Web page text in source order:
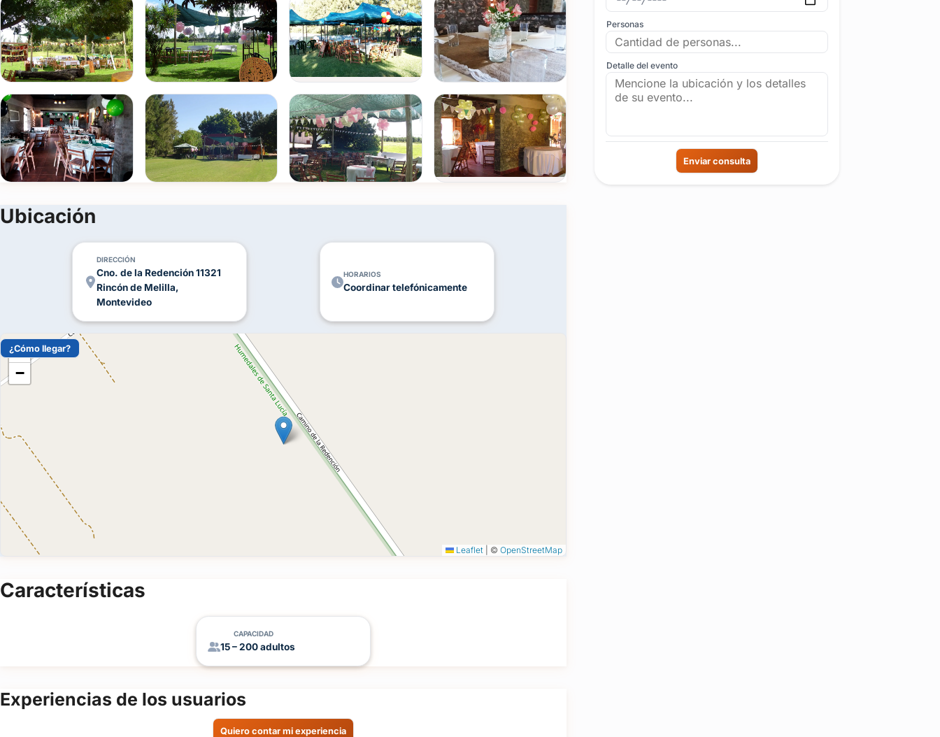
Estacionamiento dentro del prediopara comodidad y seguridad.
Horarios extendidos que permiten disfrutar sin apuros de cada momento.
Si estás buscando unachacra para tu casamiento en Montevideocon buen espacio, naturaleza y libertad para
organizar a tu manera,Quinta Los Milagroses una excelente alternativa, con precios accesibles y atención
personalizada.
Consultanos para coordinar una visita o conocer disponibilidad.Completá el formulario o escribinos por
WhatsApp y empezá a planear tu casamiento en un entorno que combina tranquilidad, amplitud y estilo propio.
Ubicación
DIRECCIÓN
Cno. de la Redención 11321
Rincón de Melilla,
Montevideo
HORARIOS
Coordinar telefónicamente
+
−
Leaflet © OpenStreetMap
¿Cómo llegar?
Características
CAPACIDAD
15 – 200 adultos
Experiencias de los usuarios
Quiero contar mi experiencia
Personas
Detalle del evento
Enviar consulta